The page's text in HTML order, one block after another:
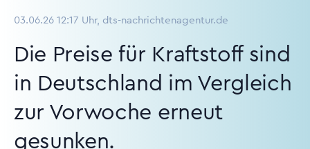
03.06.26 12:17 Uhr, dts-nachrichtenagentur.de
Die Preise für Kraftstoff sind
in Deutschland im Vergleich
zur Vorwoche erneut
gesunken.